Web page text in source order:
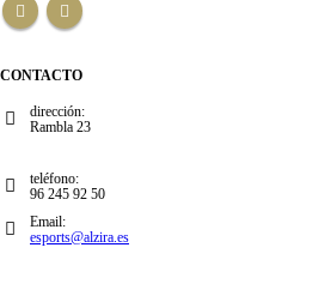
CONTACTO
dirección:
Rambla 23
teléfono:
96 245 92 50
Email:
esports@alzira.es